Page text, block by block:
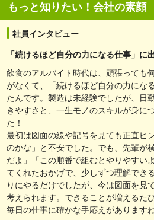
もっと知りたい！会社の素顔
社員インタビュー
「続けるほど自分の力になる仕事」に
飲食のアルバイト時代は、頑張っても
がなくて、「続けるほど自分の力にな
たんです。製造は未経験でしたが、日
きやすさと、一生モノのスキルが身に
た！
最初は図面の線や記号を見ても正直ピ
のかな」と不安でした。でも、先輩が
だよ」「この順番で組むとやりやすい
てくれたおかげで、少しずつ理解でき
りにやるだけでしたが、今は図面を見
考えられます。できることが増えるた
毎日の仕事に確かな手応えがありますね